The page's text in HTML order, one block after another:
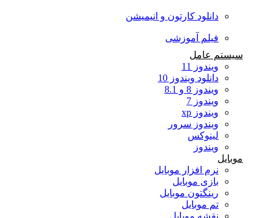
دانلود کارتون و انیمیشن
فیلم آموزشی
سیستم عامل
ویندوز 11
دانلود ویندوز 10
ویندوز 8 و 8.1
ویندوز 7
ویندوز xp
ویندوز سرور
لینوکس
ویندوز
موبایل
نرم افزار موبایل
بازی موبایل
رینگتون موبایل
تم موبایل
نقشه موبایل